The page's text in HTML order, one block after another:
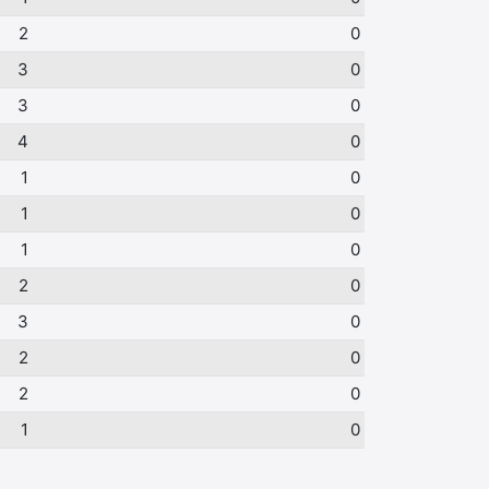
2
0
3
0
3
0
4
0
1
0
1
0
1
0
2
0
3
0
2
0
2
0
1 0